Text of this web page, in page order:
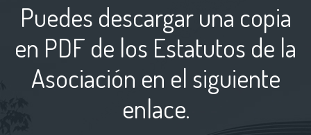
Puedes descargar una copia
en PDF de los Estatutos de la
Asociación en el siguiente
enlace.